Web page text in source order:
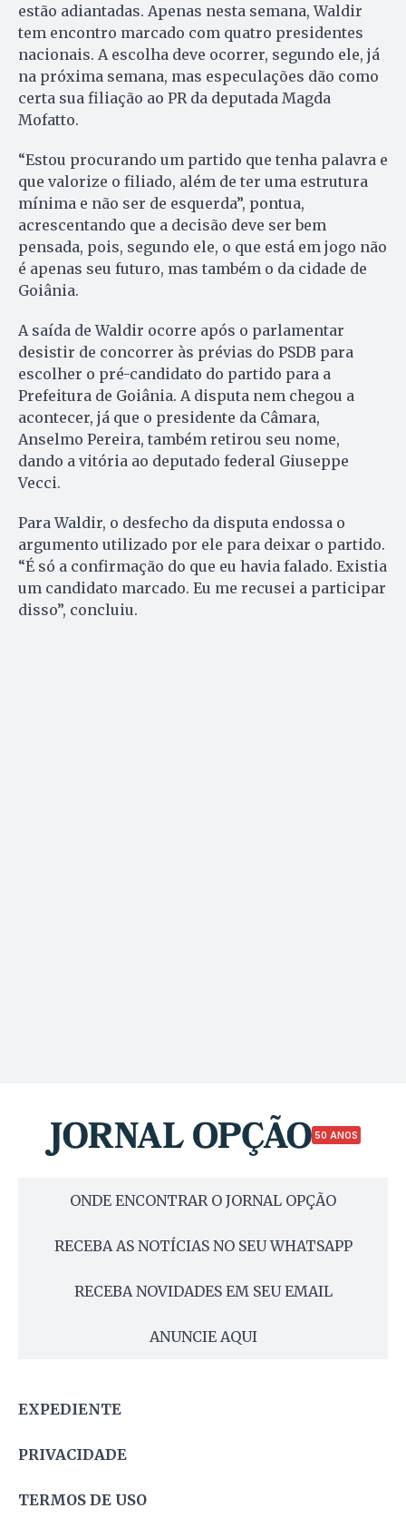
estão adiantadas. Apenas nesta semana, Waldir
tem encontro marcado com quatro presidentes
nacionais. A escolha deve ocorrer, segundo ele, já
na próxima semana, mas especulações dão como
certa sua filiação ao PR da deputada Magda
Mofatto.
“Estou procurando um partido que tenha palavra e
que valorize o filiado, além de ter uma estrutura
mínima e não ser de esquerda”, pontua,
acrescentando que a decisão deve ser bem
pensada, pois, segundo ele, o que está em jogo não
é apenas seu futuro, mas também o da cidade de
Goiânia.
A saída de Waldir ocorre após o parlamentar
desistir de concorrer às prévias do PSDB para
escolher o pré-candidato do partido para a
Prefeitura de Goiânia. A disputa nem chegou a
acontecer, já que o presidente da Câmara,
Anselmo Pereira, também retirou seu nome,
dando a vitória ao deputado federal Giuseppe
Vecci.
Para Waldir, o desfecho da disputa endossa o
argumento utilizado por ele para deixar o partido.
“É só a confirmação do que eu havia falado. Existia
um candidato marcado. Eu me recusei a participar
disso”, concluiu.
50 ANOS
ONDE ENCONTRAR O JORNAL OPÇÃO
RECEBA AS NOTÍCIAS NO SEU WHATSAPP
RECEBA NOVIDADES EM SEU EMAIL
ANUNCIE AQUI
EXPEDIENTE
PRIVACIDADE
TERMOS DE USO